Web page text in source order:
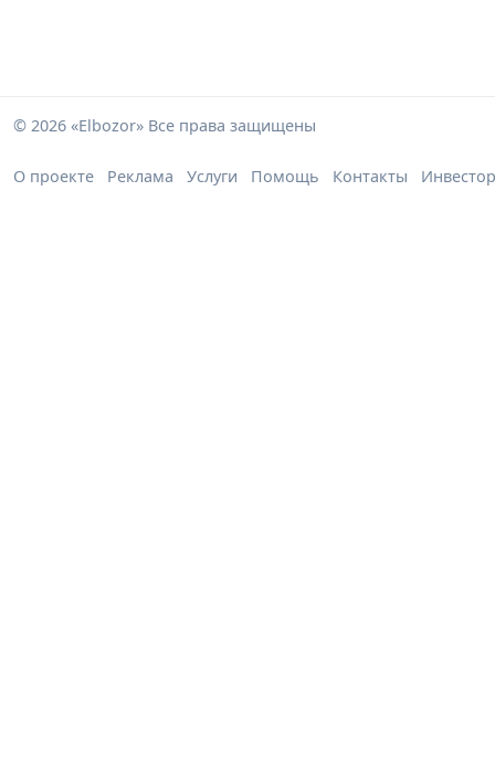
© 2026 «Elbozor» Все права защищены
О проекте Реклама Услуги Помощь Контакты